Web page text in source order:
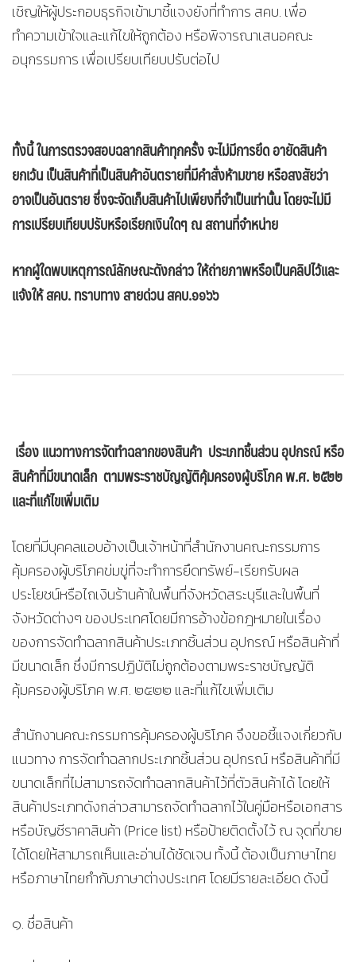
เชิญให้ผู้ประกอบธุรกิจเข้ามาชี้แจงยังที่ทำการ สคบ. เพื่อ
ทำความเข้าใจและแก้ไขให้ถูกต้อง หรือพิจารณาเสนอคณะ
อนุกรรมการ เพื่อเปรียบเทียบปรับต่อไป
ทั้งนี้ ในการตรวจสอบฉลากสินค้าทุกครั้ง จะไม่มีการยึด อายัดสินค้า
ยกเว้น เป็นสินค้าที่เป็นสินค้าอันตรายที่มีคำสั่งห้ามขาย หรือสงสัยว่า
อาจเป็นอันตราย ซึ่งจะจัดเก็บสินค้าไปเพียงที่จำเป็นเท่านั้น โดยจะไม่มี
การเปรียบเทียบปรับหรือเรียกเงินใดๆ ณ สถานที่จำหน่าย
หากผู้ใดพบเหตุการณ์ลักษณะดังกล่าว ให้ถ่ายภาพหรือเป็นคลิปไว้และ
แจ้งให้ สคบ. ทราบทาง สายด่วน สคบ.๑๑๖๖
เรื่อง แนวทางการจัดทำฉลากของสินค้า ประเภทชิ้นส่วน อุปกรณ์ หรือ
สินค้าที่มีขนาดเล็ก ตามพระราชบัญญัติคุ้มครองผู้บริโภค พ.ศ. ๒๕๒๒
และที่แก้ไขเพิ่มเติม
โดยที่มีบุคคลแอบอ้างเป็นเจ้าหน้าที่สำนักงานคณะกรรมการ
คุ้มครองผู้บริโภคข่มขู่ที่จะทำการยึดทรัพย์-เรียกรับผล
ประโยชน์หรือไถเงินร้านค้าในพื้นที่จังหวัดสระบุรีและในพื้นที่
จังหวัดต่างๆ ของประเทศโดยมีการอ้างข้อกฎหมายในเรื่อง
ของการจัดทำฉลากสินค้าประเภทชิ้นส่วน อุปกรณ์ หรือสินค้าที่
มีขนาดเล็ก ซึ่งมีการปฏิบัติไม่ถูกต้องตามพระราชบัญญัติ
คุ้มครองผู้บริโภค พ.ศ. ๒๕๒๒ และที่แก้ไขเพิ่มเติม
สำนักงานคณะกรรมการคุ้มครองผู้บริโภค จึงขอชี้แจงเกี่ยวกับ
แนวทาง การจัดทำฉลากประเภทชิ้นส่วน อุปกรณ์ หรือสินค้าที่มี
ขนาดเล็กที่ไม่สามารถจัดทำฉลากสินค้าไว้ที่ตัวสินค้าได้ โดยให้
สินค้าประเภทดังกล่าวสามารถจัดทำฉลากไว้ในคู่มือหรือเอกสาร
หรือบัญชีราคาสินค้า (Price list) หรือป้ายติดตั้งไว้ ณ จุดที่ขาย
ได้โดยให้สามารถเห็นและอ่านได้ชัดเจน ทั้งนี้ ต้องเป็นภาษาไทย
หรือภาษาไทยกำกับภาษาต่างประเทศ โดยมีรายละเอียด ดังนี้
๑. ชื่อสินค้า